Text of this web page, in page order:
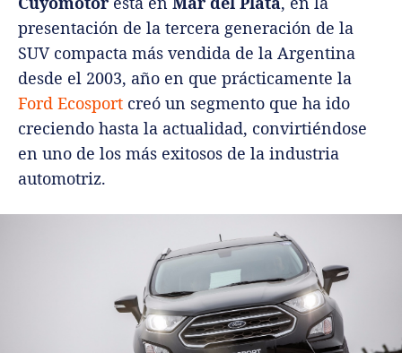
presentación de la tercera generación de la
SUV compacta más vendida de la Argentina
desde el 2003, año en que prácticamente la
Ford Ecosport creó un segmento que ha ido
creciendo hasta la actualidad, convirtiéndose
en uno de los más exitosos de la industria
automotriz.